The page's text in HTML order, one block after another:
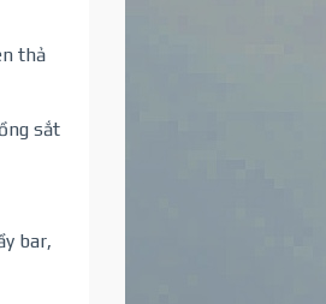
thả
sắt
bar,